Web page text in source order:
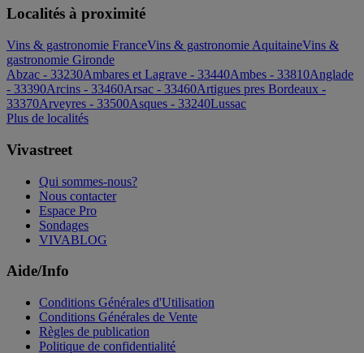
Localités à proximité
Vins & gastronomie FranceVins & gastronomie AquitaineVins &
gastronomie Gironde
Abzac - 33230Ambares et Lagrave - 33440Ambes - 33810Anglade
- 33390Arcins - 33460Arsac - 33460Artigues pres Bordeaux -
33370Arveyres - 33500Asques - 33240Lussac
Plus de localités
Vivastreet
Qui sommes-nous?
Nous contacter
Espace Pro
Sondages
VIVABLOG
Aide/Info
Conditions Générales d'Utilisation
Conditions Générales de Vente
Règles de publication
Politique de confidentialité